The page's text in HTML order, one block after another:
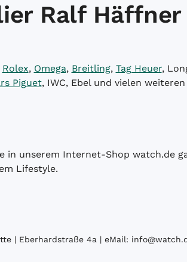
Ralf Häffner
Rolex, Omega, Breitling, Tag Heuer,
Piguet, IWC, Ebel und vielen
in unserem Internet-Shop watch.de
Lifestyle.
| Eberhardstraße 4a | eMail: